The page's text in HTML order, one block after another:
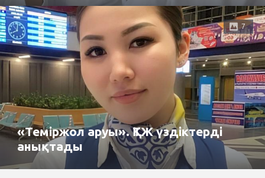
7
«Теміржол аруы». ҚТЖ үздіктерді
анықтады